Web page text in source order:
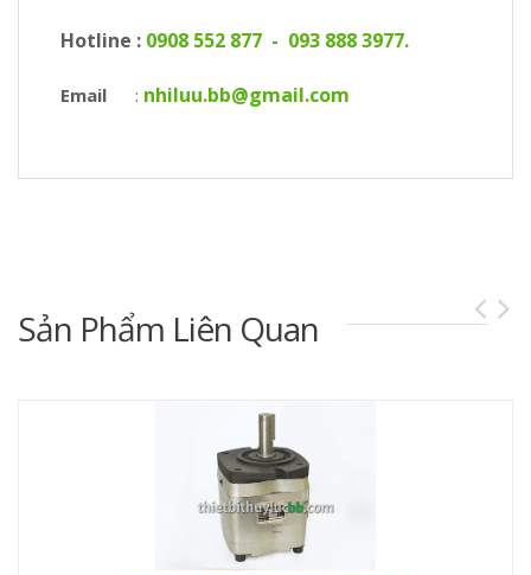
Hotline : 0908 552 877 - 093 888 3977.
Email : nhiluu.bb@gmail.com
Sản Phẩm Liên Quan